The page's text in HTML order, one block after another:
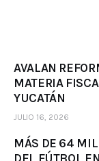
AVALAN
MATERIA
YUCATÁN
JULIO 16, 2026
MÁS DE 64 MIL